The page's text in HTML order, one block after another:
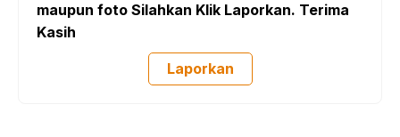
maupun foto Silahkan Klik Laporkan. Terima
Kasih
Laporkan